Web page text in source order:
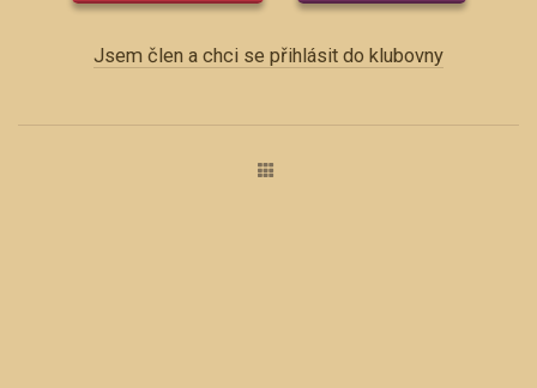
Jsem člen a chci se přihlásit do klubovny